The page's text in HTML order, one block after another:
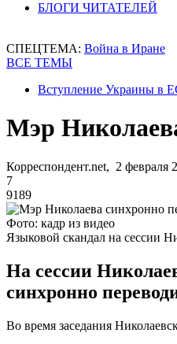
БЛОГИ ЧИТАТЕЛЕЙ
СПЕЦТЕМА: Война в Иране
ВСЕ ТЕМЫ
Вступление Украины в
Мэр
Корреспондент.net, 2 февраля
7
9189
Фото: кадр из видео
Языковой скандал на сессии
На сессии
синхронно
Во время заседания